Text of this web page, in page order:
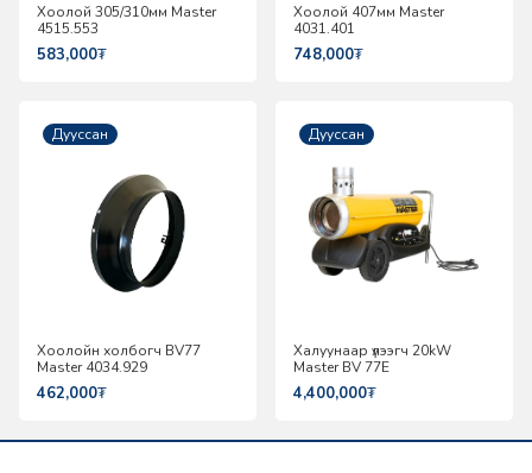
Хоолой 305/310мм Master
4515.553
583,000₮
Хоолой 407мм Master
4031.401
748,000₮
Дууссан
Хоолойн холбогч BV77
Master 4034.929
462,000₮
Дууссан
Халуунаар үлээгч 20kW
Master BV 77E
4,400,000₮